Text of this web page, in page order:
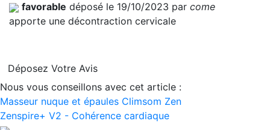
favorable déposé le 19/10/2023 par come
apporte une décontraction cervicale
Déposez Votre Avis
Nous vous conseillons avec cet article :
Masseur nuque et épaules Climsom Zen
Zenspire+ V2 - Cohérence cardiaque